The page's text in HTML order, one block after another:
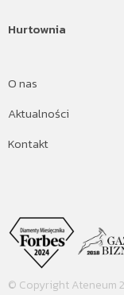
Hurtownia
O nas
Aktualności
Kontakt
© Copyright Ateneum